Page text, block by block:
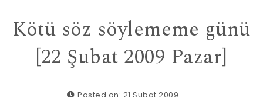
Kötü söz söylememe günü
[22 Şubat 2009 Pazar]